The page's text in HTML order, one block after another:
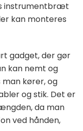
instrumentbræt
kan monteres
gadget, der gør
kan nemt og
kører, og
og stik. Det er
da man
ved hånden,